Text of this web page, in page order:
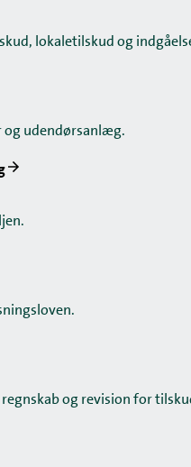
lokaletilskud og
og udendørsanlæg.
og revision for